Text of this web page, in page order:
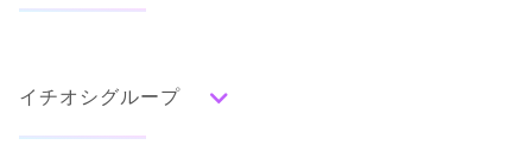
色別ランキング
グレー
白
ママ振特集
個性的振袖コーディネート特集
イチオシグループ